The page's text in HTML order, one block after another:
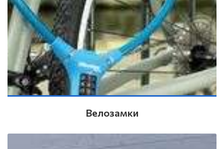
Велозамки